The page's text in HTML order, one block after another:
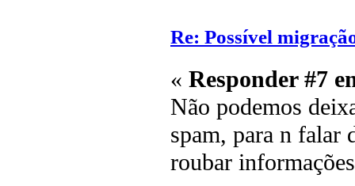
Re: Possível
« Responder #7
Não podemos
spam, para n falar
roubar